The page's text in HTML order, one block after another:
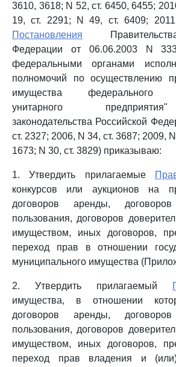
3610, 3618; N 52, ст. 6450, 6455;
19, ст. 2291; N 49, ст. 6409;
Постановления
Федерации от 06.06.2003 N
федеральными органами
полномочий по осуществлению
имущества федерального
унитарного
законодательства Российской
ст. 2327; 2006, N 34, ст. 3687; 2009,
1673; N 30, ст. 3829) приказываю:
1. Утвердить прилагаемые
конкурсов или аукционов на
договоров аренды, договоров
пользования, договоров
имуществом, иных договоров,
переход прав в отношении
муниципального имущества
2. Утвердить прилагаемый
имущества, в отношении
договоров аренды, договоров
пользования, договоров
имуществом, иных договоров,
переход прав владения и